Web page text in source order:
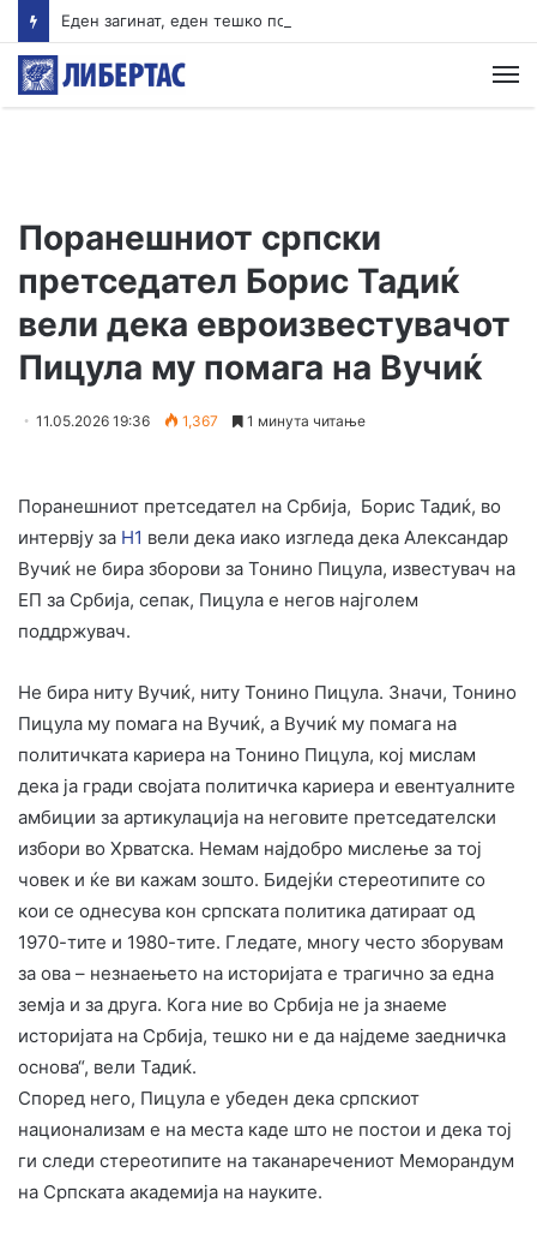
Поранешниот српски
претседател Борис Тадиќ
вели дека евроизвестувачот
Пицула му помага на Вучиќ
11.05.2026 19:36 1,367 1 минута читање
Поранешниот претседател на Србија, Борис Тадиќ, во
интервју за Н1 вели дека иако изгледа дека Александар
Вучиќ не бира зборови за Тонино Пицула, известувач на
ЕП за Србија, сепак, Пицула е негов најголем
поддржувач.
Не бира ниту Вучиќ, ниту Тонино Пицула. Значи, Тонино
Пицула му помага на Вучиќ, а Вучиќ му помага на
политичката кариера на Тонино Пицула, кој мислам
дека ја гради својата политичка кариера и евентуалните
амбиции за артикулација на неговите претседателски
избори во Хрватска. Немам најдобро мислење за тој
човек и ќе ви кажам зошто. Бидејќи стереотипите со
кои се однесува кон српската политика датираат од
1970-тите и 1980-тите. Гледате, многу често зборувам
за ова – незнаењето на историјата е трагично за една
земја и за друга. Кога ние во Србија не ја знаеме
историјата на Србија, тешко ни е да најдеме заедничка
основа“, вели Тадиќ.
Според него, Пицула е убеден дека српскиот
национализам е на места каде што не постои и дека тој
ги следи стереотипите на таканаречениот Меморандум
на Српската академија на науките.